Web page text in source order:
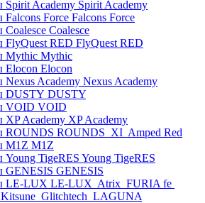
Spirit Academy
Falcons Force
Coalesce
FlyQuest RED
Mythic
Elocon
Nexus Academy
DUSTY
VOID
XP Academy
ROUNDS XI Amped Red
M1Z
Young TigeRES
GENESIS
LE-LUX Atrix FURIA fe
Kitsune Glitchtech LAGUNA